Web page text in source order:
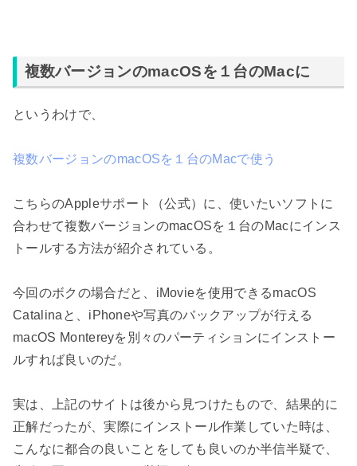
複数バージョンのmacOSを１台のMacに
というわけで、
複数バージョンのmacOSを１台のMacで使う
こちらのAppleサポート（公式）に、使いたいソフトに
合わせて複数バージョンのmacOSを１台のMacにインス
トールする方法が紹介されている。
今回のボクの場合だと、iMovieを使用できるmacOS
Catalinaと、iPhoneや写真のバックアップが行える
macOS Montereyを別々のパーティションにインストー
ルすれば良いのだ。
実は、上記のサイトは後から見つけたもので、結果的に
正解だったが、実際にインストール作業していた時は、
こんなに都合の良いことをしても良いのか半信半疑で、